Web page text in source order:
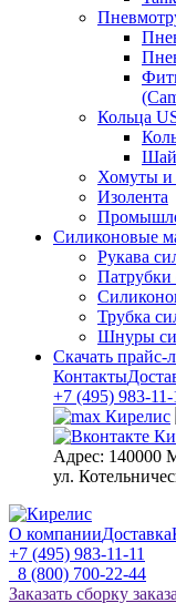
Кольца
Хомуты и
Изолента
Силиконовые
Рукава
Патрубки
Трубка
Шнуры
Скачать прайс-
Контакты
+7 (495) 983-11-
Адрес: 140000
ул.
О компанииДоставка
+7 (495) 983-11-11
8 (800) 700-22-44
Заказать сборку заказа